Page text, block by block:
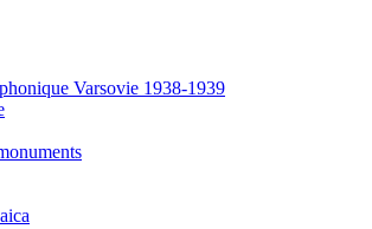
Varsovie 1938-1939